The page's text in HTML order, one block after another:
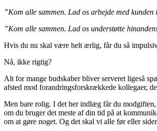
”Kom alle sammen. Lad os arbejde med kunden
”Kom alle sammen. Lad os understøtte
Hvis du nu skal være helt ærlig, får du så
Nå, ikke rigtig?
Alt for mange budskaber bliver serveret ligeså
afsted mod forandringsforskrækkede kollegaer,
Men bare rolig. I det her indlæg får du
om du bruger det meste af din tid på at
om at gøre noget. Og det skal vi alle før eller